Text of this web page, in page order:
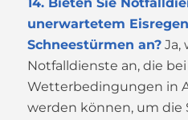
unerwartetem
Schneestürmen an?Ja,
Notfalldienste an, die
Wetterbedingungen in
werden können, um die